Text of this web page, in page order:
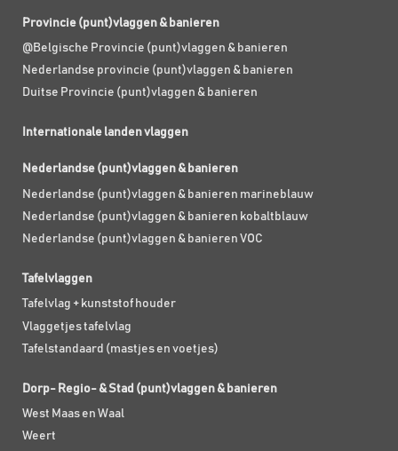
Provincie (punt)vlaggen & banieren
@Belgische Provincie (punt)vlaggen & banieren
Nederlandse provincie (punt)vlaggen & banieren
Duitse Provincie (punt)vlaggen & banieren
Internationale landen vlaggen
Nederlandse (punt)vlaggen & banieren
Nederlandse (punt)vlaggen & banieren marineblauw
Nederlandse (punt)vlaggen & banieren kobaltblauw
Nederlandse (punt)vlaggen & banieren VOC
Tafelvlaggen
Tafelvlag + kunststof houder
Vlaggetjes tafelvlag
Tafelstandaard (mastjes en voetjes)
Dorp- Regio- & Stad (punt)vlaggen & banieren
West Maas en Waal
Weert